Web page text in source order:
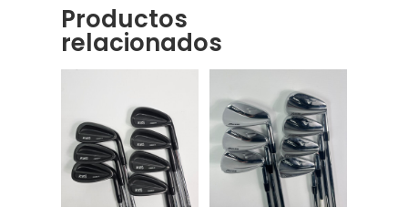
Productos
relacionados